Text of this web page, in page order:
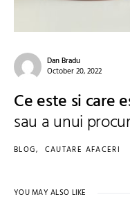
Dan Bradu
October 20, 2022
Ce este si care
sau a unui
BLOG CAUTARE AFACERI
YOU MAY ALSO LIKE